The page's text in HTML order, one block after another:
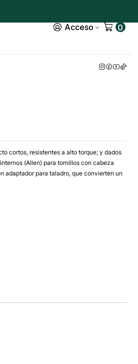
Acceso 0
cortos, resistentes a alto torque; y dados
(Allen) para tornillos con cabeza
adaptador para taladro, que convierten un